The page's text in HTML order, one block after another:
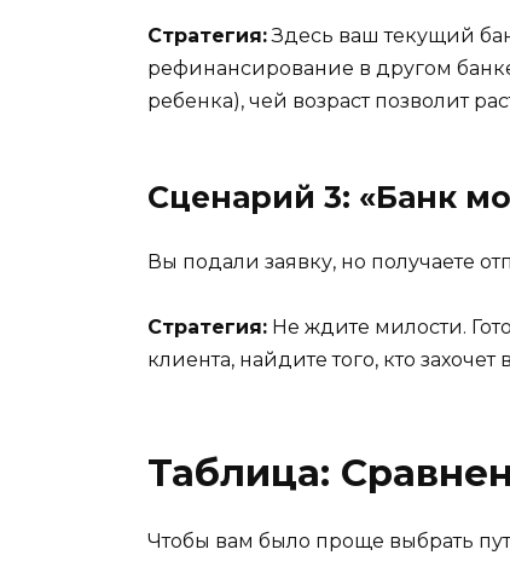
Стратегия:Здесь ваш текущий
рефинансирование в другом
ребенка), чей возраст позволит
Сценарий 3: «Банк
Вы подали заявку, но получаете
Стратегия: Не ждите милости.
клиента, найдите того, кто
Таблица:
Чтобы вам было проще выбрать